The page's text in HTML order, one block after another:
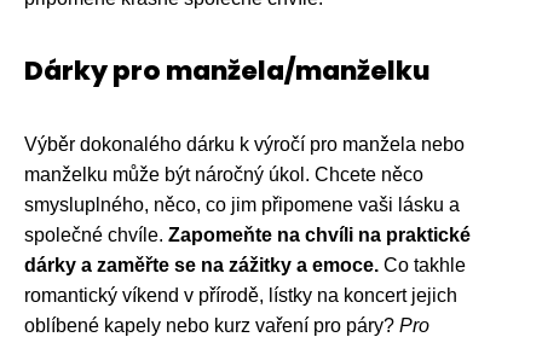
Dárky pro manžela/manželku
Výběr dokonalého dárku k výročí pro manžela nebo
manželku může být náročný úkol. Chcete něco
smysluplného, ​​něco, co jim připomene vaši lásku a
společné chvíle. Zapomeňte na chvíli na praktické
dárky a zaměřte se na zážitky a emoce. Co takhle
romantický víkend v přírodě, lístky na koncert jejich
oblíbené kapely nebo kurz vaření pro páry? Pro